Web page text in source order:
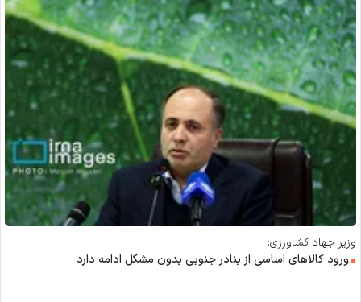
وزیر جهاد کشاورزی:
ورود کالا‌های اساسی از بنادر جنوبی بدون مشکل ادامه دارد